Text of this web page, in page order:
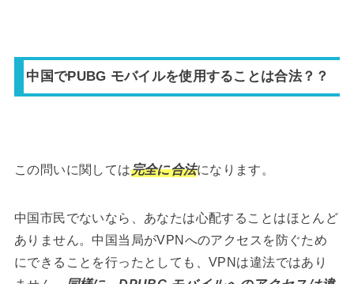
中国でPUBG モバイルを使用することは合法？？
この問いに関しては完全に合法になります。
中国市民でないなら、あなたは心配することはほとんど
ありません。中国当局がVPNへのアクセスを防ぐため
にできることを行ったとしても、VPNは違法ではあり